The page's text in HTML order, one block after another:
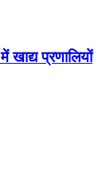
प्रणालियों